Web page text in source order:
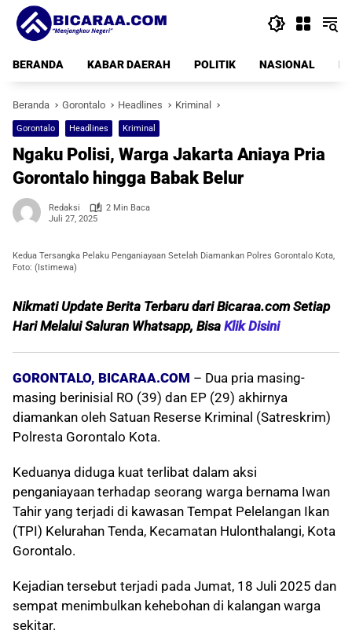
Langsung
konten
BERANDA
KABAR DAERAH POLITIK NASIONAL
Beranda Gorontalo Headlines Kriminal
Gorontalo Headlines Kriminal
Ngaku Polisi, Warga Jakarta Aniaya Pria
Gorontalo hingga Babak Belur
Redaksi
2 Min Baca
Juli 27, 2025
Kedua Tersangka Pelaku Penganiayaan Setelah Diamankan Polres Gorontalo Kota,
Foto: (Istimewa)
Nikmati Update Berita Terbaru dari Bicaraa.com Setiap
Hari Melalui Saluran Whatsapp, Bisa Klik Disini
GORONTALO, BICARAA.COM – Dua pria masing-
masing berinisial RO (39) dan EP (29) akhirnya
diamankan oleh Satuan Reserse Kriminal (Satreskrim)
Polresta Gorontalo Kota.
Keduanya diduga kuat terlibat dalam aksi
penganiayaan terhadap seorang warga bernama Iwan
Tahir yang terjadi di kawasan Tempat Pelelangan Ikan
(TPI) Kelurahan Tenda, Kecamatan Hulonthalangi, Kota
Gorontalo.
Kejadian tersebut terjadi pada Jumat, 18 Juli 2025 dan
sempat menimbulkan kehebohan di kalangan warga
sekitar.